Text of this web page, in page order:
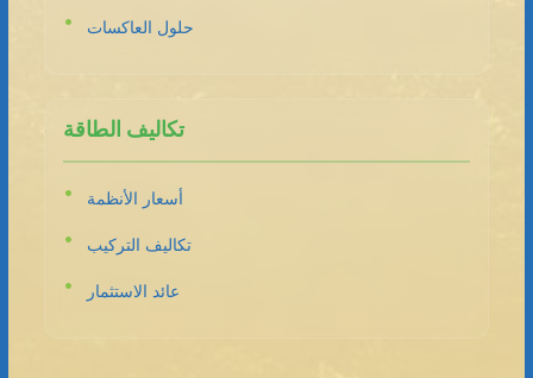
حلول العاكسات
تكاليف الطاقة
أسعار الأنظمة
تكاليف التركيب
عائد الاستثمار